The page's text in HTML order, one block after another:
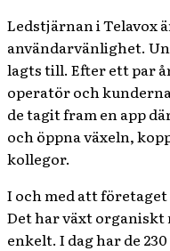
Ledstjärnan i Telavox
användarvänlighet.
lagts till. Efter ett par
operatör och
de tagit fram en app
och öppna växeln,
kollegor.
I och med att
Det har växt
enkelt. I dag har de